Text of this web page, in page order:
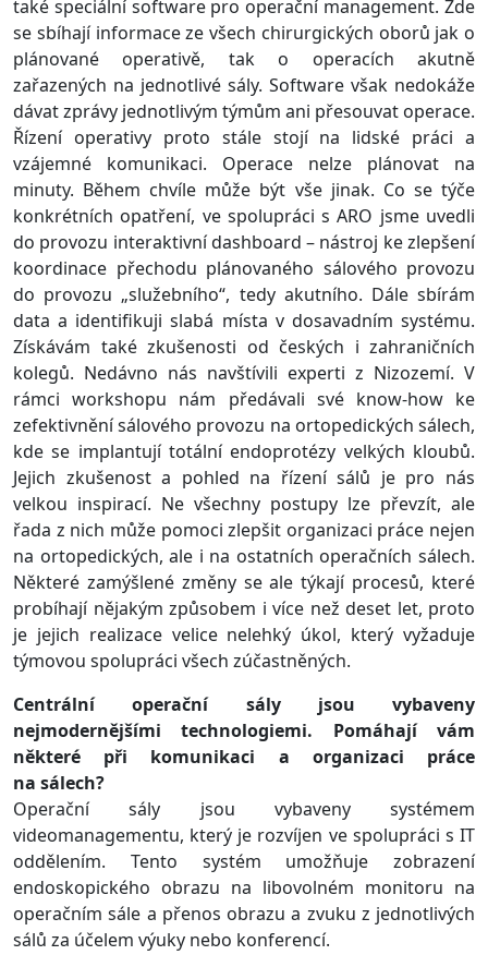
také speciální software pro operační management. Zde
se sbíhají informace ze všech chirurgických oborů jak o
plánované operativě, tak o operacích akutně
zařazených na jednotlivé sály. Software však nedokáže
dávat zprávy jednotlivým týmům ani přesouvat operace.
Řízení operativy proto stále stojí na lidské práci a
vzájemné komunikaci. Operace nelze plánovat na
minuty. Během chvíle může být vše jinak. Co se týče
konkrétních opatření, ve spolupráci s ARO jsme uvedli
do provozu interaktivní dashboard – nástroj ke zlepšení
koordinace přechodu plánovaného sálového provozu
do provozu „služebního“, tedy akutního. Dále sbírám
data a identifikuji slabá místa v dosavadním systému.
Získávám také zkušenosti od českých i zahraničních
kolegů. Nedávno nás navštívili experti z Nizozemí. V
rámci workshopu nám předávali své know-how ke
zefektivnění sálového provozu na ortopedických sálech,
kde se implantují totální endoprotézy velkých kloubů.
Jejich zkušenost a pohled na řízení sálů je pro nás
velkou inspirací. Ne všechny postupy lze převzít, ale
řada z nich může pomoci zlepšit organizaci práce nejen
na ortopedických, ale i na ostatních operačních sálech.
Některé zamýšlené změny se ale týkají procesů, které
probíhají nějakým způsobem i více než deset let, proto
je jejich realizace velice nelehký úkol, který vyžaduje
týmovou spolupráci všech zúčastněných.
Centrální operační sály jsou vybaveny
nejmodernějšími technologiemi. Pomáhají vám
některé při komunikaci a organizaci práce
na sálech?
Operační sály jsou vybaveny systémem
videomanagementu, který je rozvíjen ve spolupráci s IT
oddělením. Tento systém umožňuje zobrazení
endoskopického obrazu na libovolném monitoru na
operačním sále a přenos obrazu a zvuku z jednotlivých
sálů za účelem výuky nebo konferencí.